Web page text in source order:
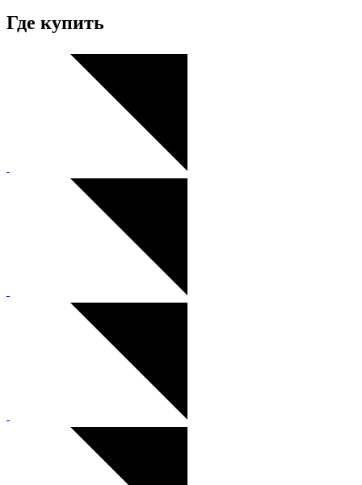
Где купить